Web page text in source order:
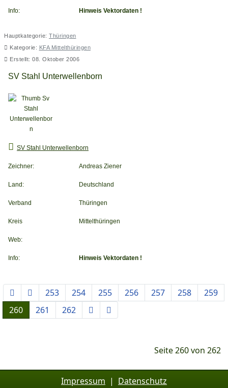
Info: Hinweis Vektordaten !
Hauptkategorie: Thüringen
Kategorie: KFA Mittelthüringen
Erstellt: 08. Oktober 2006
SV Stahl Unterwellenborn
SV Stahl Unterwellenborn
Zeichner: Andreas Ziener
Land: Deutschland
Verband Thüringen
Kreis Mittelthüringen
Web:
Info: Hinweis Vektordaten !
Seite 260 von 262
253 254 255 256 257 258
259
260
261 262
Impressum | Datenschutz